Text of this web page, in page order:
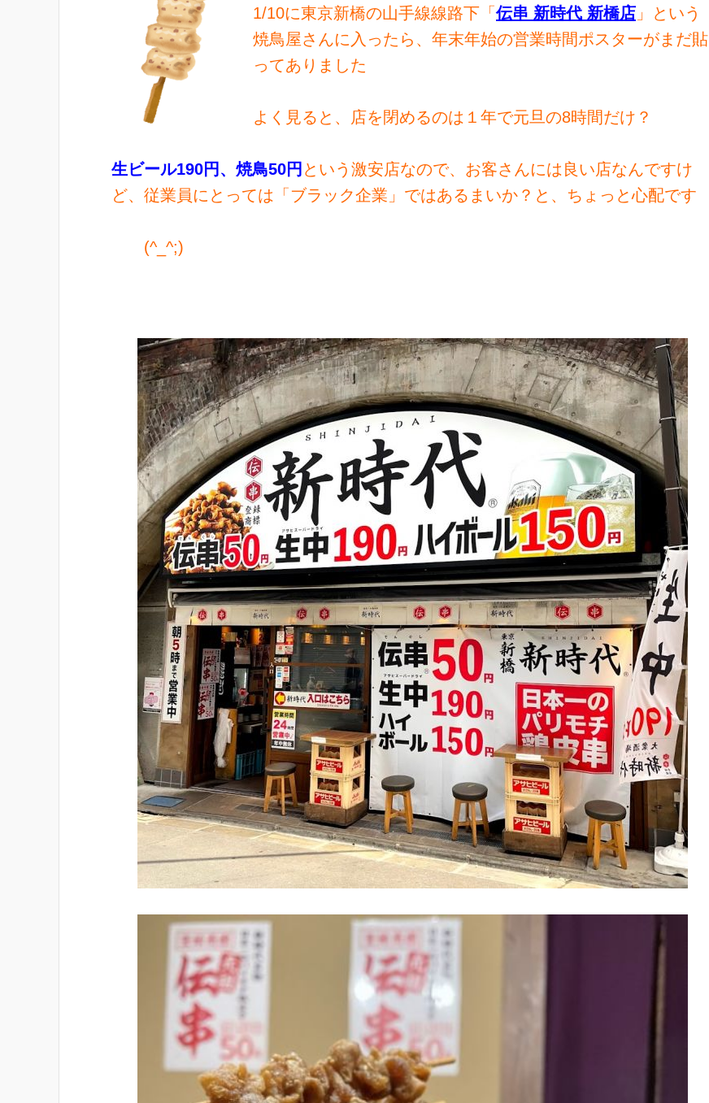
1/10に東京新橋の山手線線路下「伝串 新時代 新橋店 」という
焼鳥屋さんに入ったら、年末年始の営業時間ポスターがまだ貼
ってありました
よく見ると、店を閉めるのは１年で元旦の8時間だけ？
生ビール190円、焼鳥50円 という激安店なので、お客さんには良い店なんですけ
ど、従業員にとっては「ブラック企業」ではあるまいか？と、ちょっと心配です
(^_^;)